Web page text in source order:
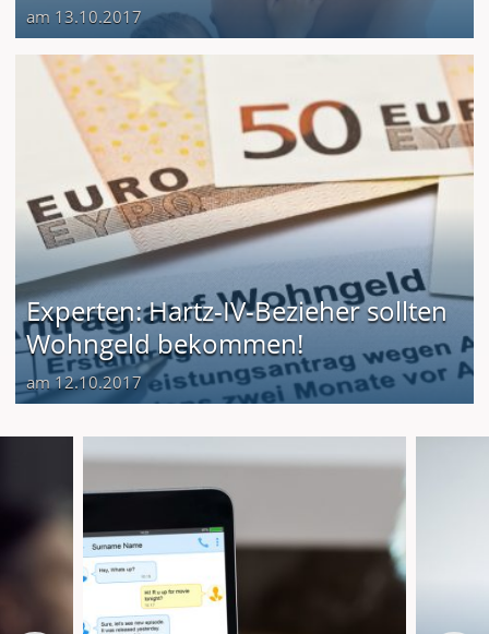
am 13.10.2017
Experten: Hartz-IV-Bezieher sollten
Wohngeld bekommen!
am 12.10.2017